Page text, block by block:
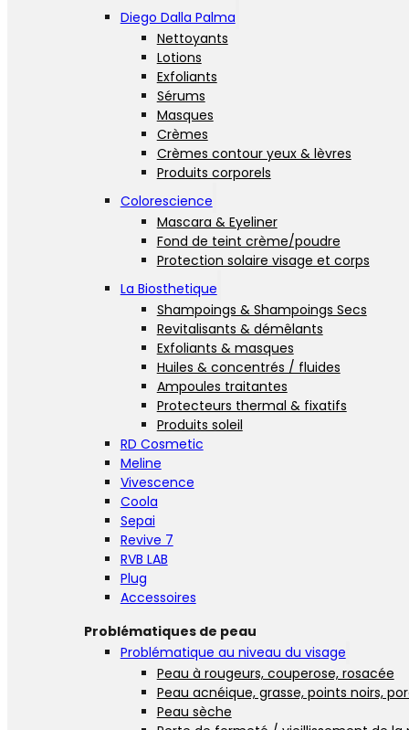
Diego Dalla Palma
Nettoyants
Lotions
Exfoliants
Sérums
Masques
Crèmes
Crèmes contour yeux & lèvres
Produits corporels
Colorescience
Mascara & Eyeliner
Fond de teint crème/poudre
Protection solaire visage et corps
La Biosthetique
Shampoings & Shampoings Secs
Revitalisants & démêlants
Exfoliants & masques
Huiles & concentrés / fluides
Ampoules traitantes
Protecteurs thermal & fixatifs
Produits soleil
RD Cosmetic
Meline
Vivescence
Coola
Sepai
Revive 7
RVB LAB
Plug
Accessoires
Problématiques de peau
Problématique au niveau du visage
Peau à rougeurs, couperose, rosacée
Peau acnéique, grasse, points noirs,
Peau sèche